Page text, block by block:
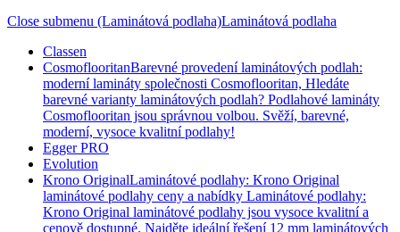
Close submenu (Laminátová podlaha)Laminátová podlaha
Classen
CosmoflooritanBarevné provedení laminátových podlah:
moderní lamináty společnosti Cosmoflooritan, Hledáte
barevné varianty laminátových podlah? Podlahové lamináty
Cosmoflooritan jsou správnou volbou. Svěží, barevné,
moderní, vysoce kvalitní podlahy!
Egger PRO
Evolution
Krono OriginalLaminátové podlahy: Krono Original
laminátové podlahy ceny a nabídky Laminátové podlahy:
Krono Original laminátové podlahy jsou vysoce kvalitní a
cenově dostupné. Najděte ideální řešení 12 mm laminátových